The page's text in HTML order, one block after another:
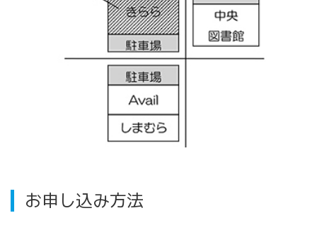
お申し込み方法